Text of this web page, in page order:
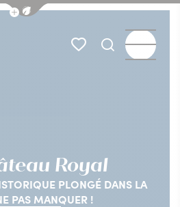
Afficher la barre de navigation du
Mes favoris
Je
Menu
Royal
PLONGÉ DANS LA
PAS MANQUER !